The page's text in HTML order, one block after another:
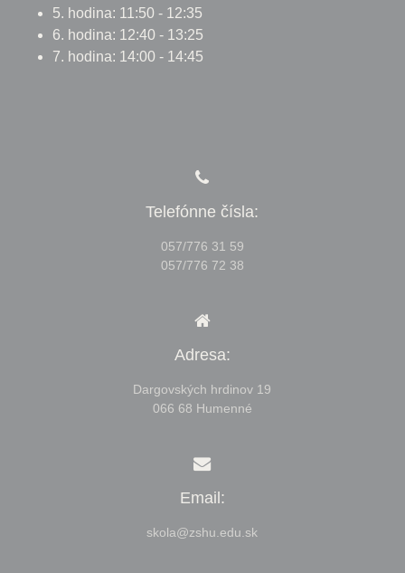
5. hodina: 11:50 - 12:35
6. hodina: 12:40 - 13:25
7. hodina: 14:00 - 14:45
Telefónne čísla:
057/776 31 59
057/776 72 38
Adresa:
Dargovských hrdinov 19
066 68 Humenné
Email:
skola@zshu.edu.sk